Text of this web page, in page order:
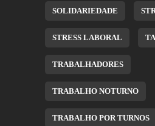
SOLIDARIEDADE
STRESS LABORAL
TRABALHADORES
TRABALHO NOTURNO
TRABALHO POR TURNOS